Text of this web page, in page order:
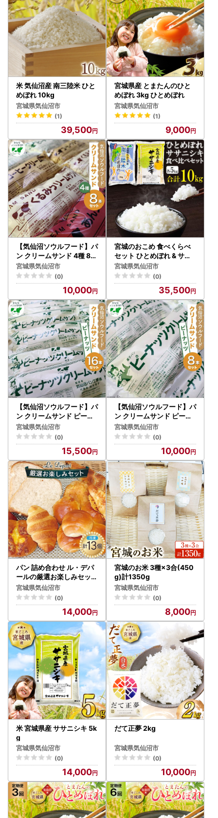
米 気仙沼産 南三陸米 ひと
めぼれ 10kg
宮城県気仙沼市
(1)
39,500
宮城県産 とまたんのひと
めぼれ 3kg ひとめぼれ
宮城県気仙沼市
(1)
9,000
【気仙沼ソウルフード】パ
ン クリームサンド 4種 8本
セット
宮城県気仙沼市
(0)
10,000
宮城のおこめ 食べくらべ
セット ひとめぼれ & ササ
ニシキ 各 5kg 総計 10kg
宮城県気仙沼市
(0)
35,500
【気仙沼ソウルフード】パ
ン クリームサンド ピーナ
ッツ 16本 セット
宮城県気仙沼市
(0)
15,500
【気仙沼ソウルフード】パ
ン クリームサンド ピーナ
ッツ 8本 セット
宮城県気仙沼市
(0)
10,000
パン 詰め合わせ ル・デパ
ールの厳選お楽しみセット
冷凍
宮城県気仙沼市
(0)
14,000
宮城のお米 3種×3合(450
g)計1350g
宮城県気仙沼市
(0)
8,000
米 宮城県産 ササニシキ 5k
g
宮城県気仙沼市
(0)
14,000
だて正夢 2kg
宮城県気仙沼市
(0)
10,000